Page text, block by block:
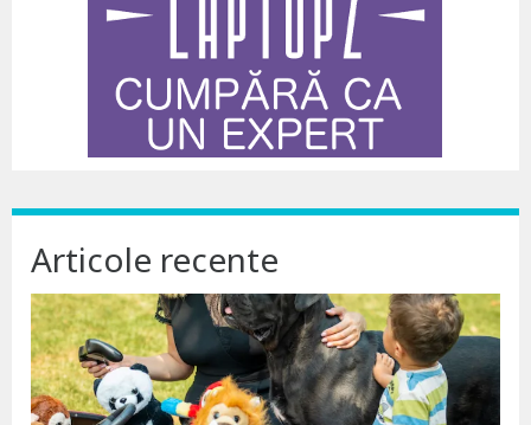
Articole recente